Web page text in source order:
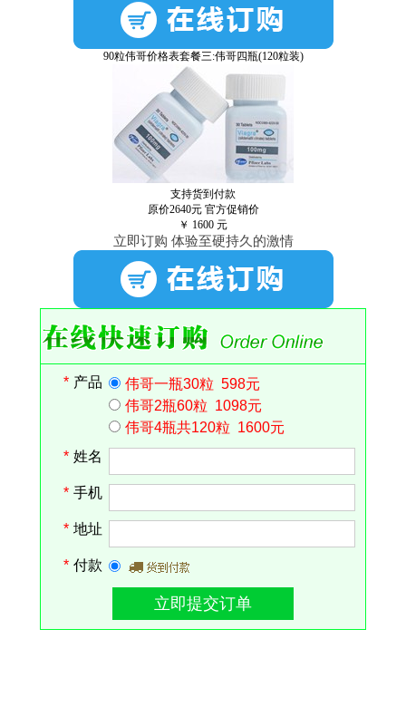
90粒伟哥价格表套餐三:伟哥四瓶(120粒装)
支持货到付款
原价2640元 官方促销价
￥ 1600 元
立即订购 体验至硬持久的激情